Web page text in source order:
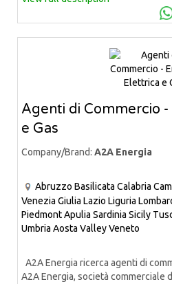
Agenti di Commercio
e Gas
Company/Brand: A2A Energia
Abruzzo Basilicata Calabria
Venezia Giulia Lazio Liguria
PiedmontApulia Sardinia Sicily
Umbria Aosta ValleyVeneto
A2A Energia ricerca agenti di
A2A Energia, società commerciale